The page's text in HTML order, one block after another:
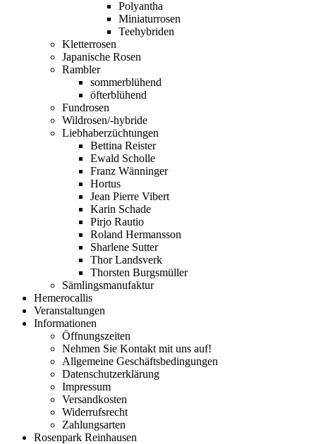
Polyantha
Miniaturrosen
Teehybriden
Kletterrosen
Japanische Rosen
Rambler
sommerblühend
öfterblühend
Fundrosen
Wildrosen/-hybride
Liebhaberzüchtungen
Bettina Reister
Ewald Scholle
Franz Wänninger
Hortus
Jean Pierre Vibert
Karin Schade
Pirjo Rautio
Roland Hermansson
Sharlene Sutter
Thor Landsverk
Thorsten Burgsmüller
Sämlingsmanufaktur
Hemerocallis
Veranstaltungen
Informationen
Öffnungszeiten
Nehmen Sie Kontakt mit uns auf!
Allgemeine Geschäftsbedingungen
Datenschutzerklärung
Impressum
Versandkosten
Widerrufsrecht
Zahlungsarten
Rosenpark Reinhausen